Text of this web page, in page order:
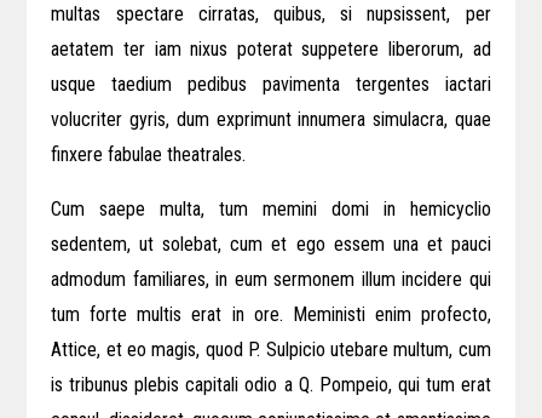
multas spectare cirratas, quibus, si nupsissent, per
aetatem ter iam nixus poterat suppetere liberorum, ad
usque taedium pedibus pavimenta tergentes iactari
volucriter gyris, dum exprimunt innumera simulacra, quae
finxere fabulae theatrales.
Cum saepe multa, tum memini domi in hemicyclio
sedentem, ut solebat, cum et ego essem una et pauci
admodum familiares, in eum sermonem illum incidere qui
tum forte multis erat in ore. Meministi enim profecto,
Attice, et eo magis, quod P. Sulpicio utebare multum, cum
is tribunus plebis capitali odio a Q. Pompeio, qui tum erat